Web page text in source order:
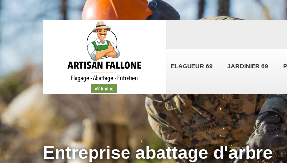
ELAGUEUR 69 JARDINIER 69
Entreprise abattage d'arbre